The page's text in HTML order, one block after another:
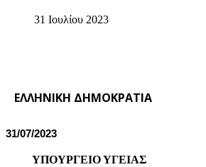
31 Ιουλίου 2023
ΕΛΛΗΝΙΚΗ
31/07/2023
ΥΠΟΥΡΓΕΙΟ